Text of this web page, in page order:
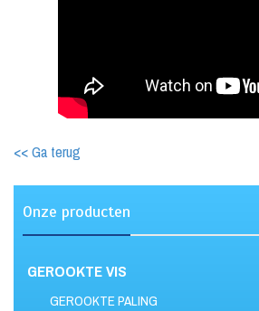
<< Ga terug
Onze producten
GEROOKTE VIS
GEROOKTE PALING